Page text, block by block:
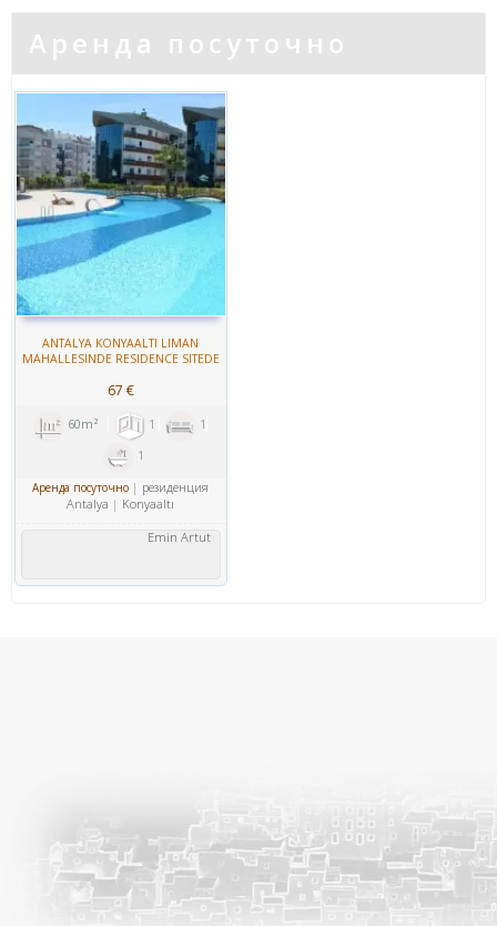
Аренда посуточно
ANTALYA KONYAALTI LIMAN
MAHALLESINDE RESIDENCE SITEDE
1+1 DAIRELER
67 €
60m² 1
1
1
Аренда посуточно
резиденция
Antalya
Konyaaltı
Emin Artut